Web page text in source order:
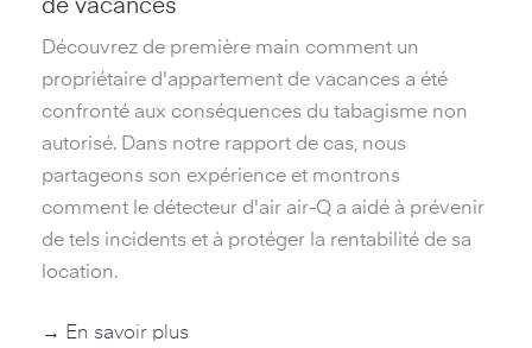
de vacances
Découvrez de première main comment un
propriétaire d'appartement de vacances a été
confronté aux conséquences du tabagisme non
autorisé. Dans notre rapport de cas, nous
partageons son expérience et montrons
comment le détecteur d'air air-Q a aidé à prévenir
de tels incidents et à protéger la rentabilité de sa
location.
→ En savoir plus